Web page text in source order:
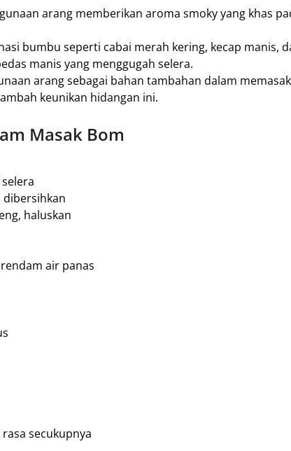
arang memberikan aroma smoky yang khas
bumbu seperti cabai merah kering, kecap manis,
manis yang menggugah selera.
arang sebagai bahan tambahan dalam
keunikan hidangan ini.​
Masak Bom
dibersihkan
haluskan
air panas
secukupnya​